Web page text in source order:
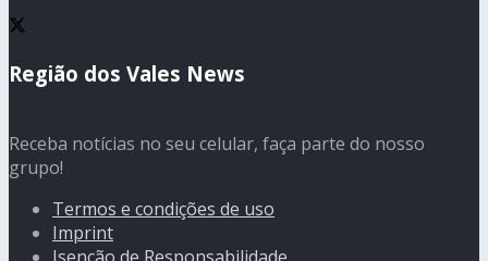
Região dos Vales News
Receba notícias no seu celular, faça parte do nosso
grupo!
Termos e condições de uso
Imprint